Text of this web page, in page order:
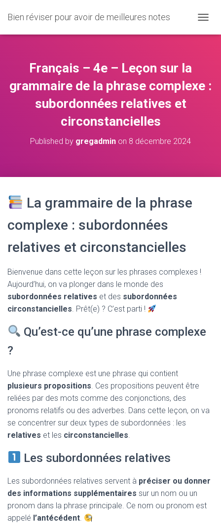
Bien réviser pour avoir de meilleures notes
U
F
Français – 4e – Leçon sur la
grammaire de la phrase complexe :
subordonnées relatives et
circonstancielles
Published by gregadmin on 8 décembre 2024
La grammaire de la phrase
complexe : subordonnées
relatives et circonstancielles
Bienvenue dans cette leçon sur les phrases complexes !
Aujourd’hui, on va plonger dans le monde des
subordonnées relatives et des subordonnées
circonstancielles. Prêt(e) ? C’est parti !
Qu’est-ce qu’une phrase complexe
?
Une phrase complexe est une phrase qui contient
plusieurs propositions. Ces propositions peuvent être
reliées par des mots comme des conjonctions, des
pronoms relatifs ou des adverbes. Dans cette leçon, on va
se concentrer sur deux types de subordonnées : les
relatives et les circonstancielles.
Les subordonnées relatives
Les subordonnées relatives servent à préciser ou donner
des informations supplémentaires sur un nom ou un
pronom dans la phrase principale. Ce nom ou pronom est
appelé l’antécédent.